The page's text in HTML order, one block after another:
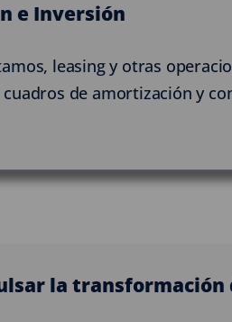
e Inversión
leasing y otras
de amortización y
la